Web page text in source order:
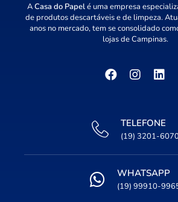
ACasa do Papelé uma empresa
de produtos descartáveis e de limpeza.
anos no mercado, tem se consolidado
lojas de Campinas.
TELEFONE
(19) 3201-6070
WHATSAPP
(19) 99910-